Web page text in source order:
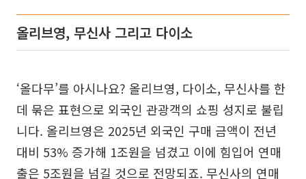
올리브영, 무신사 그리고 다이소
‘올다무’를 아시나요? 올리브영, 다이소, 무신사를 한
데 묶은 표현으로 외국인 관광객의 쇼핑 성지로 불립
니다. 올리브영은 2025년 외국인 구매 금액이 전년
대비 53% 증가해 1조원을 넘겼고 이에 힘입어 연매
출은 5조원을 넘길 것으로 전망되죠. 무신사의 연매